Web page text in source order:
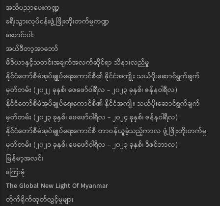
အသိပညာပေးကဏ္ဍ
ခရီးသွားလုပ်ငန်းဖွံ့ဖြိုးတိုးတက်မှုကဏ္ဍ
ဆောင်းပါး
အယ်ဒီတာ့အာဘော်
မီဒီယာနှင့်သတင်းအချက်အလက်ဆိုင်ရာ သိနားလည်မှု
နိုင်ငံတော်စီမံအုပ်ချုပ်ရေးကောင်စီ၏ နိုင်ငံအကျိုး သယ်ပိုးဆောင်ရွက်ချက်
မှတ်တမ်း (၂၀၂၂ ခုနှစ်၊ ဖေဖော်ဝါရီလ - ၂၀၂၃ ခုနှစ်၊ ဇန်နဝါရီလ)
နိုင်ငံတော်စီမံအုပ်ချုပ်ရေးကောင်စီ၏ နိုင်ငံအကျိုး သယ်ပိုးဆောင်ရွက်ချက်
မှတ်တမ်း (၂၀၂၃ ခုနှစ်၊ ဖေဖော်ဝါရီလ - ၂၀၂၄ ခုနှစ်၊ ဇန်နဝါရီလ)
နိုင်ငံတော်စီမံအုပ်ချုပ်ရေးကောင်စီ တာဝန်ယူခဲ့သည့်ကာလ ဖွံ့ဖြိုးတိုးတက်မှု
မှတ်တမ်း (၂၀၂၁ ခုနှစ်၊ ဖေဖော်ဝါရီလ - ၂၀၂၃ ခုနှစ်၊ ဒီဇင်ဘာလ)
မြန်မာ့အလင်း
ကြေးမုံ
The Global New Light Of Myanmar
တိုက်ရိုက်ထုတ်လွှင့်မှုများ